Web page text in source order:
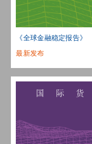
《全球金融稳定报告》
最新发布